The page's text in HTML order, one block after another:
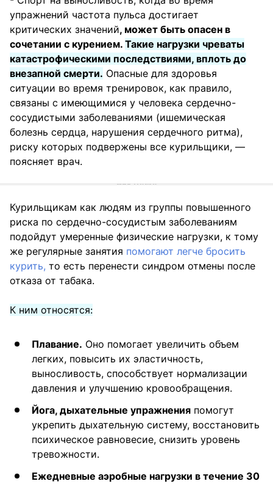
упражнений частота пульса достигает
критических значений, может быть опасен в
сочетании с курением. Такие нагрузки чреваты
катастрофическими последствиями, вплоть до
внезапной смерти. Опасные для здоровья
ситуации во время тренировок, как правило,
связаны с имеющимися у человека сердечно-
сосудистыми заболеваниями (ишемическая
болезнь сердца, нарушения сердечного ритма),
риску которых подвержены все курильщики, —
поясняет врач.
Курильщикам как людям из группы повышенного
риска по сердечно-сосудистым заболеваниям
подойдут умеренные физические нагрузки, к тому
же регулярные занятия помогают легче бросить
курить, то есть перенести синдром отмены после
отказа от табака.
К ним относятся:
Плавание. Оно помогает увеличить объем
легких, повысить их эластичность,
выносливость, способствует нормализации
давления и улучшению кровообращения.
Йога, дыхательные упражнения помогут
укрепить дыхательную систему, восстановить
психическое равновесие, снизить уровень
тревожности.
Ежедневные аэробные нагрузки в течение 30